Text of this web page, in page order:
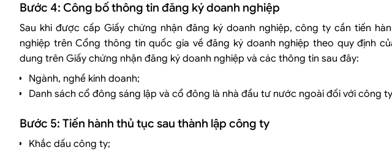
Bước 4: Công bố thông tin đăng ký doanh nghiệp
Sau khi được cấp Giấy chứng nhận đăng ký doanh nghiệp, công ty cần tiến
nghiệp trên Cổng thông tin quốc gia về đăng ký doanh nghiệp theo quy định
dung trên Giấy chứng nhận đăng ký doanh nghiệp và các thông tin sau đây:
Ngành, nghề kinh doanh;
Danh sách cổ đông sáng lập và cổ đông là nhà đầu tư nước ngoài đối với công
Bước 5: Tiến hành thủ tục sau thành lập công ty
Khắc dấu công ty;